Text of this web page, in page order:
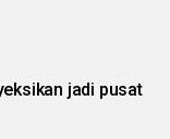
jadi pusat